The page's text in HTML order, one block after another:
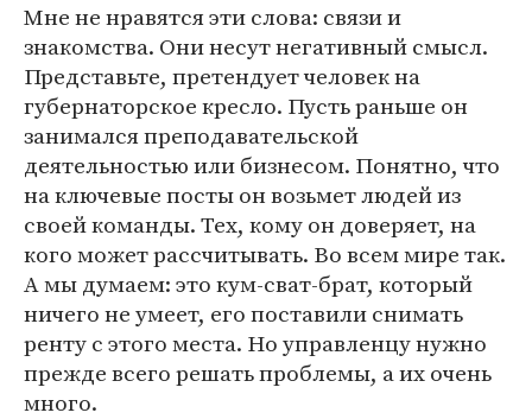
Мне не нравятся эти слова: связи и
знакомства. Они несут негативный смысл.
Представьте, претендует человек на
губернаторское кресло. Пусть раньше он
занимался преподавательской
деятельностью или бизнесом. Понятно, что
на ключевые посты он возьмет людей из
своей команды. Тех, кому он доверяет, на
кого может рассчитывать. Во всем мире так.
А мы думаем: это кум-сват-брат, который
ничего не умеет, его поставили снимать
ренту с этого места. Но управленцу нужно
прежде всего решать проблемы, а их очень
много.